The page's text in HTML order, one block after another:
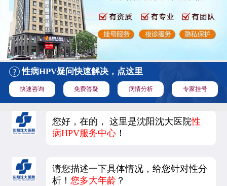
性病HPV疑问快速解决，点这里
快速咨询 免费答疑 病情分析 专家挂号
您好，在的， 这里是沈阳沈大医院性
病HPV服务中心 ！
请您描述一下具体情况，给您针对性分
析！您多大年龄 ？